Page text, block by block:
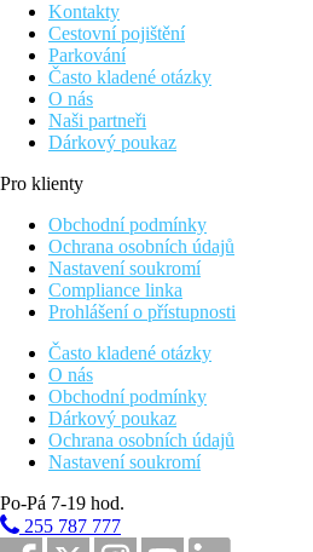
Kontakty
Cestovní pojištění
Parkování
Často kladené otázky
O nás
Naši partneři
Dárkový poukaz
Pro klienty
Obchodní podmínky
Ochrana osobních údajů
Nastavení soukromí
Compliance linka
Prohlášení o přístupnosti
Často kladené otázky
O nás
Obchodní podmínky
Dárkový poukaz
Ochrana osobních údajů
Nastavení soukromí
Po-Pá 7-19 hod.
255 787 777